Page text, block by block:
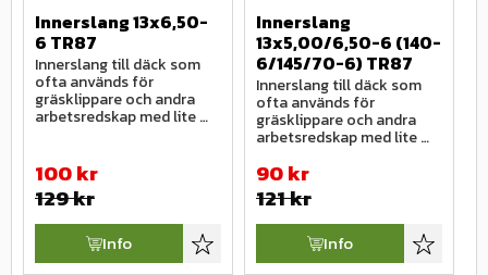
Innerslang 13x6,50-
6 TR87
Innerslang till däck som
ofta används för
gräsklippare och andra
arbetsredskap med lite
100kr
129kr
Lägg till i favoriter
Info
Innerslang
13x5,00/6,50-6 (140-
6/145/70-6) TR87
Innerslang till däck som
ofta används för
gräsklippare och andra
arbetsredskap med lite
90kr
121kr
Lägg till
Info